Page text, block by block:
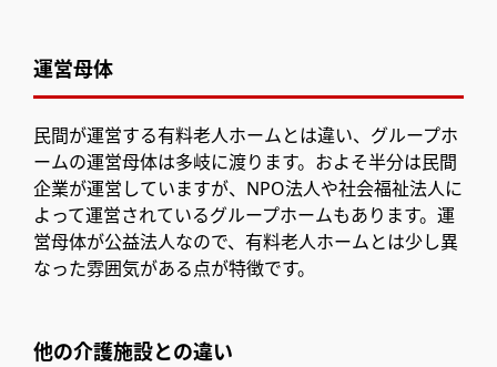
運営母体
民間が運営する有料老人ホームとは違い、グループホ
ームの運営母体は多岐に渡ります。およそ半分は民間
企業が運営していますが、NPO法人や社会福祉法人に
よって運営されているグループホームもあります。運
営母体が公益法人なので、有料老人ホームとは少し異
なった雰囲気がある点が特徴です。
他の介護施設との違い